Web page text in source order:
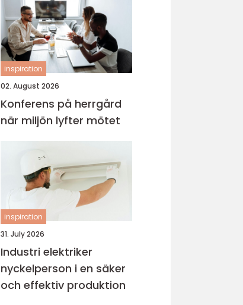
inspiration
02. August 2026
Konferens på herrgård
när miljön lyfter mötet
inspiration
31. July 2026
Industri elektriker
nyckelperson i en säker
och effektiv produktion